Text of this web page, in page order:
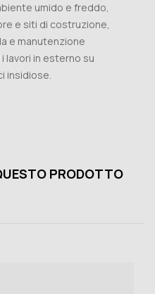
umido e freddo,
e siti di costruzione,
e manutenzione
lavori in esterno su
insidiose.
PRODOTTO